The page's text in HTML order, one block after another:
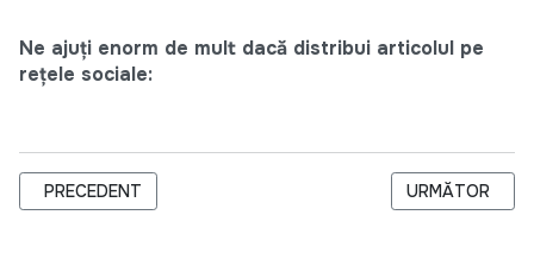
Ne ajuți enorm de mult dacă distribui articolul pe
rețele sociale:
ARTICOL PRECEDENT: OASPEŢI DE PE MALUL STÂNG AL
PRECEDENT ARTICOLUL
URMĂTOR